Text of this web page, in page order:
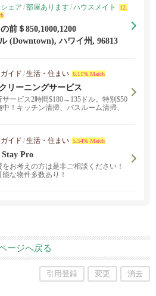
ェア /部屋あります/ハウスメイト
12.
前＄850,1000,1200
(Downtown), ハワイ州, 96813
イド /生活・住まい 6.11% Match
リーニングサービス
サービス2時間$180→135ドル。特別$50
中！キッチン清掃、バスルーム清掃、
くはお問い合わせください。
イド /生活・住まい 5.54% Match
Pro
をお考えの方は是非ご相談ください！
能な物件多数あり！
ージへ戻る
引用登録 変更 消去